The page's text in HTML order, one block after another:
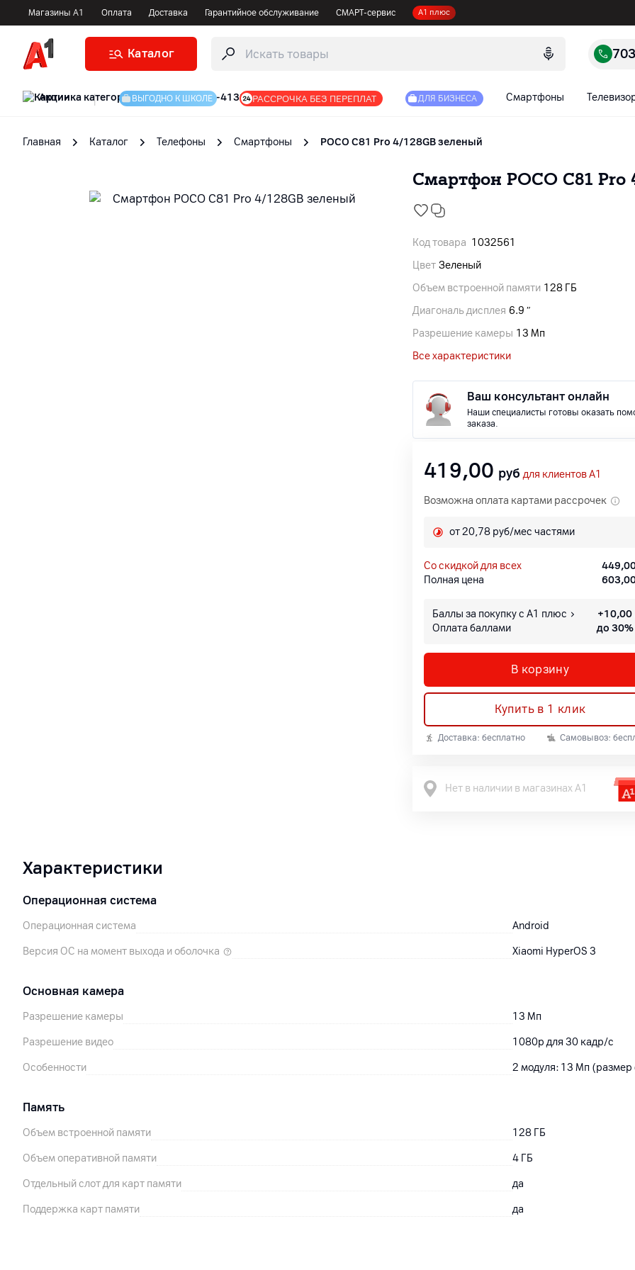
Магазины А1 Оплата Доставка Гарантийное обслуживание СМАРТ-сервис А1 плюс
Каталог
Акции | ВЫГОДНО К ШКОЛЕ РАССРОЧКА БЕЗ ПЕРЕПЛАТ ДЛЯ БИЗНЕСА Смартфоны
Главная Каталог Телефоны Смартфоны POCO C81 Pro 4/128GB зеленый
Смартфон POCO C81 Pro
Код товара 1032561
Цвет Зеленый
Объем встроенной памяти 128 ГБ
Диагональ дисплея 6.9 ″
Разрешение камеры 13 Мп
Все характеристики
Ваш консультант онлайн
Наши специалисты готовы оказать
заказа.
419,00 руб для клиентов A1
Возможна оплата картами рассрочек
от 20,78 руб/мес частями
со скидкой для всех
Полная цена
Баллы за покупку с А1 плюс +10,00
Оплата баллами
до 30%
В корзину
Купить в 1 клик
Доставка: бесплатно Самовывоз:
Нет в наличии в магазинах А1
Характеристики
Операционная система
Операционная система Android
Версия ОС на момент выхода и оболочка Xiaomi HyperOS 3
Основная камера
Разрешение камеры 13 Мп
Разрешение видео 1080p для 30 кадр/с
Особенности 2 модуля: 13 Мп
Память
Объем встроенной памяти 128 ГБ
Объем оперативной памяти 4 ГБ
Отдельный слот для карт памяти да
Поддержка карт памяти да